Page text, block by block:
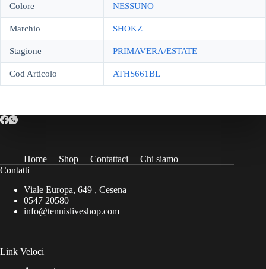
Colore NESSUNO
Marchio SHOKZ
Stagione PRIMAVERA/ESTATE
Cod Articolo ATHS661BL
Home Shop Contattaci
Chi siamo
Contatti
Viale Europa, 649 , Cesena
0547 20580
info@tennisliveshop.com
Link Veloci